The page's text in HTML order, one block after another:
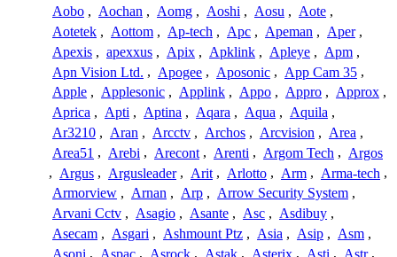
Aobo , Aochan , Aomg , Aoshi , Aosu , Aote ,
Aotetek , Aottom , Ap-tech , Apc , Apeman , Aper ,
Apexis , apexxus , Apix , Apklink , Apleye , Apm ,
Apn Vision Ltd. , Apogee , Aposonic , App Cam 35 ,
Apple , Applesonic , Applink , Appo , Appro , Approx ,
Aprica , Apti , Aptina , Aqara , Aqua , Aquila ,
Ar3210 , Aran , Arcctv , Archos , Arcvision , Area ,
Area51 , Arebi , Arecont , Arenti , Argom Tech , Argos
, Argus , Argusleader , Arit , Arlotto , Arm , Arma-tech ,
Armorview , Arnan , Arp , Arrow Security System ,
Arvani Cctv , Asagio , Asante , Asc , Asdibuy ,
Asecam , Asgari , Ashmount Ptz , Asia , Asip , Asm ,
Asoni , Aspac , Asrock , Astak , Asterix , Asti , Astr ,